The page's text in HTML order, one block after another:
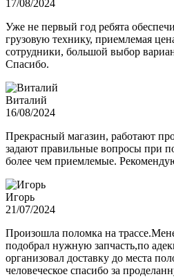
17/08/2024
Уже не первый год ребята
грузовую технику, приемлемая
сотрудники, большой выбор
Спасибо.
Виталий
16/08/2024
Прекрасный магазин, работают
задают правильные вопросы при
более чем приемлемые.
Игорь
21/07/2024
Произошла поломка на
подобрал нужную запчасть,по
организовал доставку до места
человеческое спасибо за